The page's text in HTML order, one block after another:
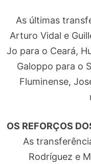
As últimas
Arturo Vidal e
Jo​​ para o Ceará,
Galoppo para o
Fluminense,
OS REFORÇOS
As
Rodríguez e